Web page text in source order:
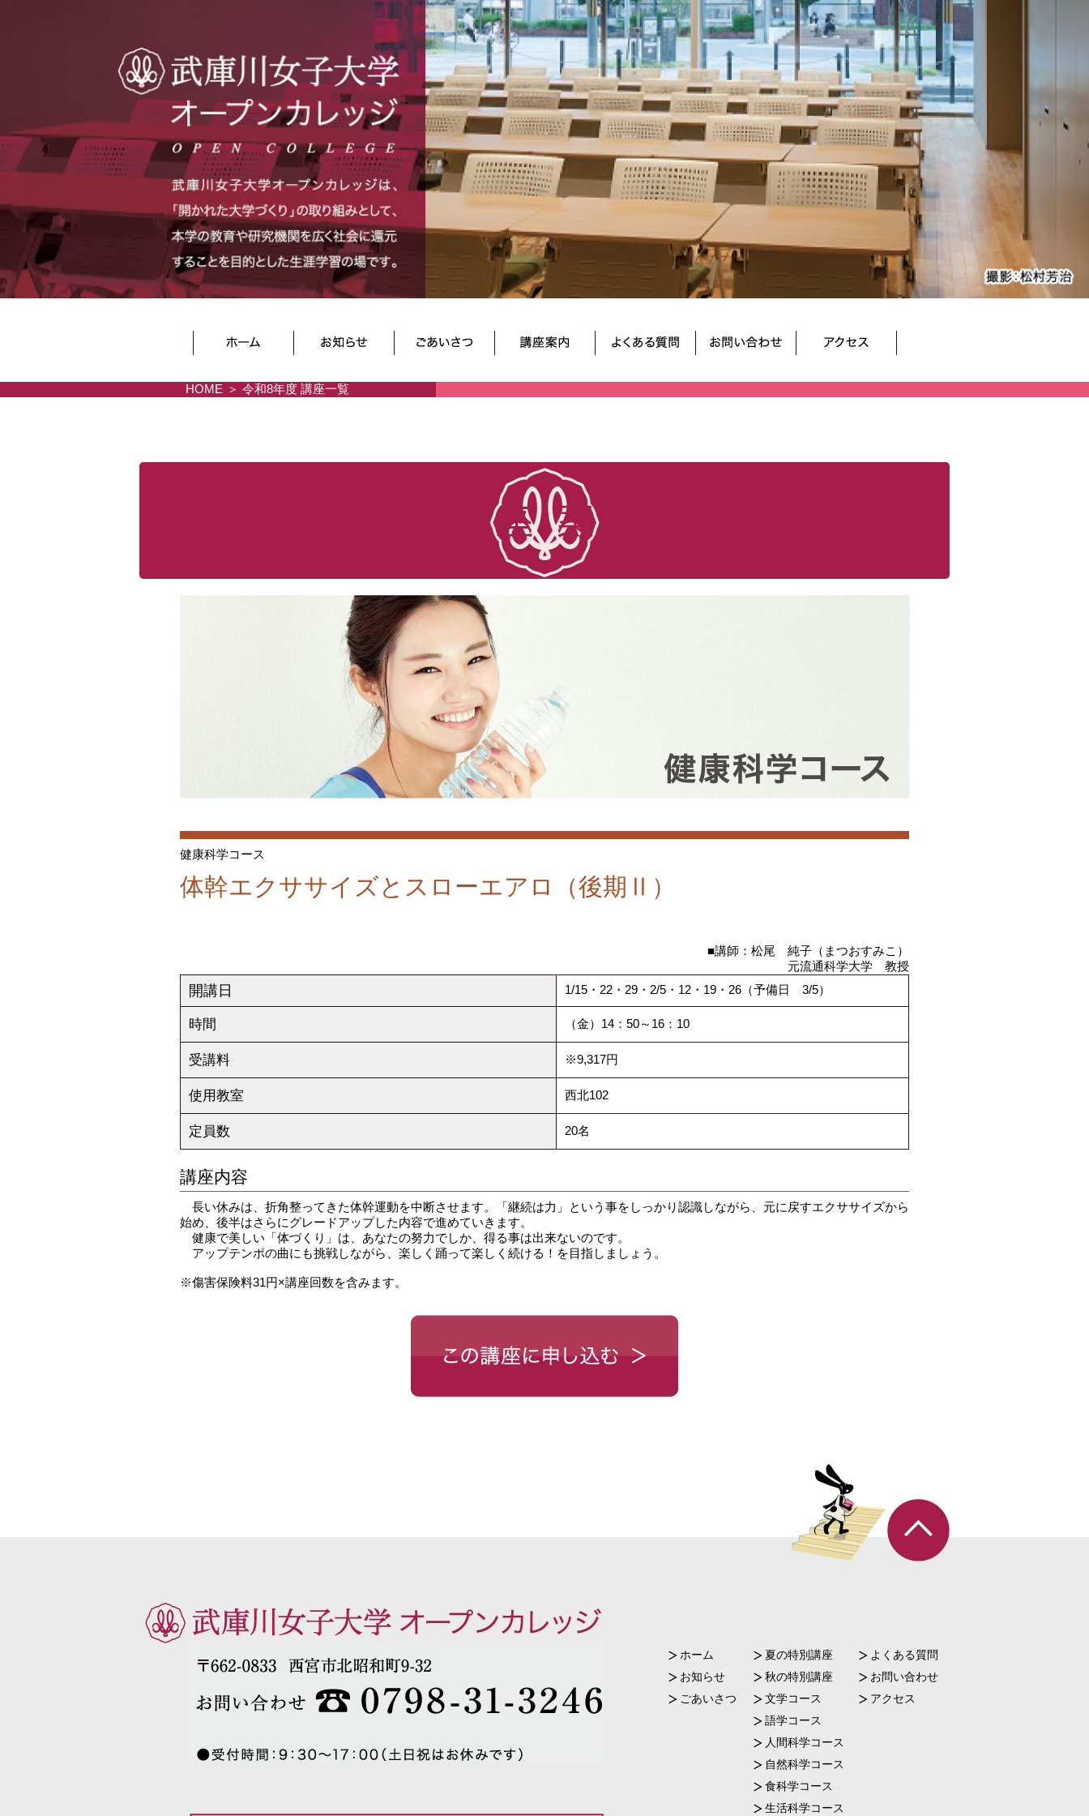
HOME 令和8年度 講座一覧
健康科学コース
体幹エクササイズとスローエアロ（後期Ⅱ）
■講師：松尾 純子（まつおすみこ）
元流通科学大学 教授
開講日 1/15・22・29・2/5・12・19・26（予備日 3/5）
時間 （金）14：50～16：10
受講料 ※9,317円
使用教室 西北102
定員数 20名
講座内容
長い休みは、折角整ってきた体幹運動を中断させます。「継続は力」という事をしっかり認識しながら、元に戻すエクササイズから
始め、後半はさらにグレードアップした内容で進めていきます。
健康で美しい「体づくり」は、あなたの努力でしか、得る事は出来ないのです。
アップテンポの曲にも挑戦しながら、楽しく踊って楽しく続ける！を目指しましょう。
※傷害保険料31円×講座回数を含みます。
ホーム
お知らせ
ごあいさつ
夏の特別講座
秋の特別講座
文学コース
語学コース
人間科学コース
自然科学コース
食科学コース
生活科学コース
よくある質問
お問い合わせ
アクセス